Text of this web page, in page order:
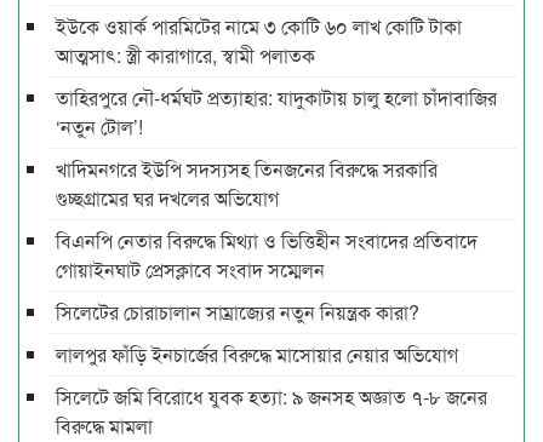
ইউকে ওয়ার্ক পারমিটের নামে ৩ কোটি ৬০ লাখ কোটি টাকা
আত্মসাৎ: স্ত্রী কারাগারে, স্বামী পলাতক
তাহিরপুরে নৌ-ধর্মঘট প্রত্যাহার: যাদুকাটায় চালু হলো চাঁদাবাজির
‘নতুন টোল’!
খাদিমনগরে ইউপি সদস্যসহ তিনজনের বিরুদ্ধে সরকারি
গুচ্ছগ্রামের ঘর দখলের অভিযোগ
বিএনপি নেতার বিরুদ্ধে মিথ্যা ও ভিত্তিহীন সংবাদের প্রতিবাদে
গোয়াইনঘাট প্রেসক্লাবে সংবাদ সম্মেলন
সিলেটের চোরাচালান সাম্রাজ্যের নতুন নিয়ন্ত্রক কারা?
লালপুর ফাঁড়ি ইনচার্জের বিরুদ্ধে মাসোয়ার নেয়ার অভিযোগ
সিলেটে জমি বিরোধে যুবক হত্যা: ৯ জনসহ অজ্ঞাত ৭-৮ জনের
বিরুদ্ধে মামলা